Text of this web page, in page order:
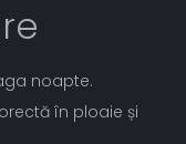
noapte.
în ploaie și